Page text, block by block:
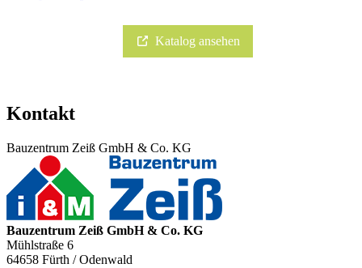
Katalog ansehen
Kontakt
Bauzentrum Zeiß GmbH & Co. KG
Bauzentrum Zeiß GmbH & Co. KG
Mühlstraße 6
64658 Fürth / Odenwald